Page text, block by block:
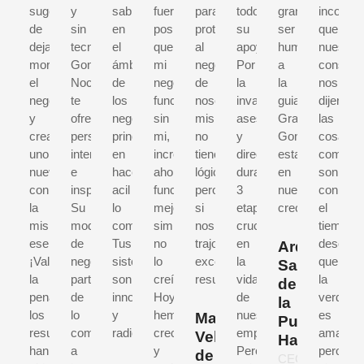
sugerencia
de
dejar
morir
el
negocio
y
crear
uno
nuevo,
con
la
misma
esencia.
¡Valió
la
pena!,
los
resultados
han
y
sin
tecnicismos,
Gonzalo
Nochebuena
te
ofrece
perspectivas
interesantes
e
inspiradoras.
Su
modelo
de
negocios
parte
de
lo
complejo
a
sabiduría
en
el
ámbito
de
los
negocios,
principalmente
en
hacer
acil
lo
complicado.
Tus
sistemas
son
innovadores
y
radicales.
fuera
posible
que
mi
negocio
funcionara
sin
mi,
increíble
ahora
funciona
mejo,
simplemente
no
lo
creí.
Hoy
hemos
crecido
y
para
proteger
al
negocio
de
nosotros
mismos,
no
tiene
lógica,
pero
si
nos
trajo
excelentes
resultados.
Manuel
Velázquez
de
todo
su
apoyo!
Por
la
invaluable
asesoria
y
direccion
durante
3
etapas
cruciales
en
la
vida
de
nuestra
empresa.
Pero
gran
ser
humano,
a
la
guia.
Gracias
Gonzalopor
estar
en
nuestro
crecimiento
Arq.
Salim
de
la
Puente
Hakim
que
nuestro
nos
dijeran
las
cosas
como
son,
con
el
tiempo
que
la
verdad
es
amarga,
pero